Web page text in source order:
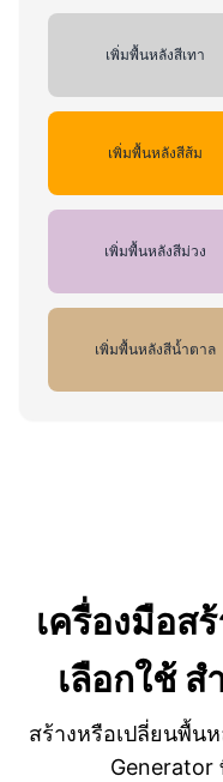
เพิ่มพื้นหลังสีเทา
เพิ่มพื้นหลังสีส้ม
เพิ่มพื้นหลังสีม่วง
เพิ่มพื้นหลังสีน้ำตาล
เครื่องมือส
เลือกใช้ส
สร้างหรือเปลี่ยนพื้น
Generator